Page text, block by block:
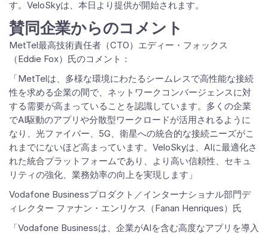
す。VeloSkyは、本日より提供が開始されます。
賛同企業からのコメント
MetTel最高技術責任者（CTO）エディー・フォックス
（Eddie Fox）氏のコメント：
「MetTelは、多様な環境にわたるシームレスで高性能な接続
性を求める企業の間で、ネットワークコンバージェンスに対
する需要が高まっていることを認識しています。多くの企業
でAI駆動のアプリや分散型ワークロードが活用されるように
なり、光ファイバー、5G、衛星への統合的な接続ニーズがこ
れまでにないほど高まっています。VeloSkyは、AIに最適化さ
れた統合プラットフォームであり、より高い信頼性、セキュ
リティの強化、業務効率の向上を実現します」
Vodafone Businessプロダクト／インターナショナル部門デ
ィレクター ファナン・エンリケス（Fanan Henriques）氏
「Vodafone Businessは、企業がAIを含む高度なアプリを導入